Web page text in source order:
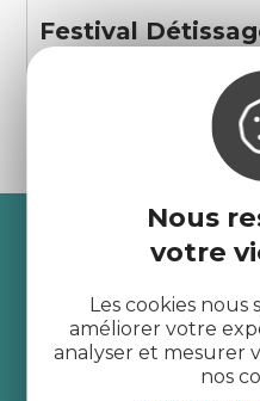
Nous
votre
Les cookies
améliorer votre
analyser et mesurer
nos
Festival
Recevez
Côtes
je